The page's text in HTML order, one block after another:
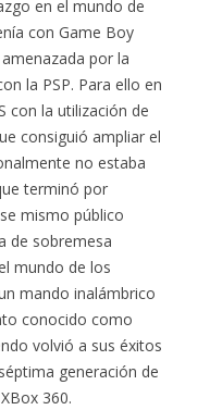
en el mundo de
con Game Boy
por la
la PSP. Para ello en
con la utilización de
consiguió ampliar el
no estaba
terminó por
mismo público
de sobremesa
mundo de los
mando inalámbrico
conocido como
volvió a sus éxitos
generación de
360.